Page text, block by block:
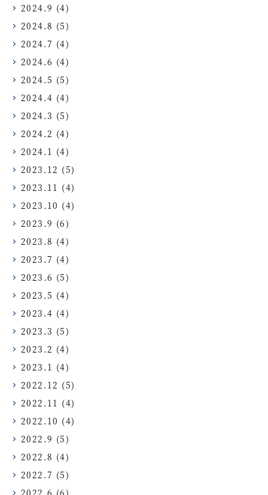
2024.9 (4)
2024.8 (5)
2024.7 (4)
2024.6 (4)
2024.5 (5)
2024.4 (4)
2024.3 (5)
2024.2 (4)
2024.1 (4)
2023.12 (5)
2023.11 (4)
2023.10 (4)
2023.9 (6)
2023.8 (4)
2023.7 (4)
2023.6 (5)
2023.5 (4)
2023.4 (4)
2023.3 (5)
2023.2 (4)
2023.1 (4)
2022.12 (5)
2022.11 (4)
2022.10 (4)
2022.9 (5)
2022.8 (4)
2022.7 (5)
2022.6 (6)